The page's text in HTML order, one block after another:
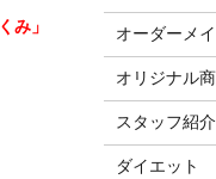
み」 オーダーメ
オリジナル
スタッフ紹介
ダイエット